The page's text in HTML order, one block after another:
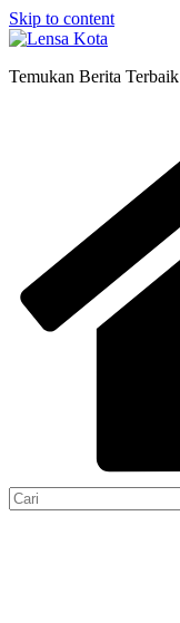
Skip to content
Temukan Berita Terbaik